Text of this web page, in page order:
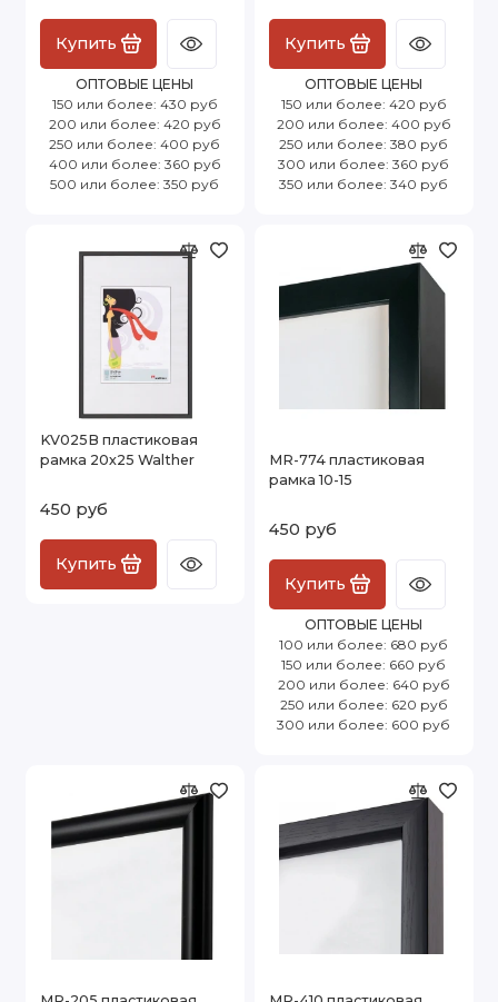
Купить
ОПТОВЫЕ ЦЕНЫ
150 или более: 430 руб
200 или более: 420 руб
250 или более: 400 руб
400 или более: 360 руб
500 или более: 350 руб
Купить
ОПТОВЫЕ ЦЕНЫ
150 или более: 420 руб
200 или более: 400 руб
250 или более: 380 руб
300 или более: 360 руб
350 или более: 340 руб
KV025B пластиковая
рамка 20х25 Walther
450 руб
Купить
MR-774 пластиковая
рамка 10-15
450 руб
Купить
ОПТОВЫЕ ЦЕНЫ
100 или более: 680 руб
150 или более: 660 руб
200 или более: 640 руб
250 или более: 620 руб
300 или более: 600 руб